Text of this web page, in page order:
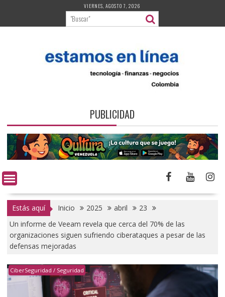
contenido
VIERNES, AGOSTO 7, 2026
PUBLICIDAD
Estás aquí Inicio 2025 abril
23
Un informe de Veeam revela que cerca del 70% de las
organizaciones siguen sufriendo ciberataques a pesar de las
defensas mejoradas
CiberSeguridad / Seguridad